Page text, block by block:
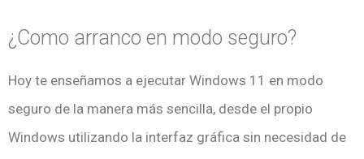
¿Como arranco en modo seguro?
Hoy te enseñamos a ejecutar Windows 11 en modo
seguro de la manera más sencilla, desde el propio
Windows utilizando la interfaz gráfica sin necesidad de